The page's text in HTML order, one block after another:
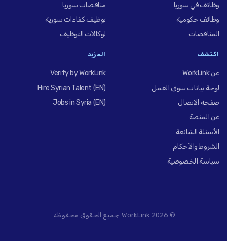
وظائف في سوريا
وظائف حكومية
المناقصات
مناقصات سوريا
توظيف كفاءات سورية
لوكالات التوظيف
اكتشف
عن WorkLink
لوحة بيانات سوق العمل
صفحة الاتصال
عن المنصة
الأسئلة الشائعة
الشروط والأحكام
سياسة الخصوصية
المزيد
Verify by WorkLink
Hire Syrian Talent (EN)
Jobs in Syria (EN)
© 2026 WorkLink. جميع الحقوق محفوظة.